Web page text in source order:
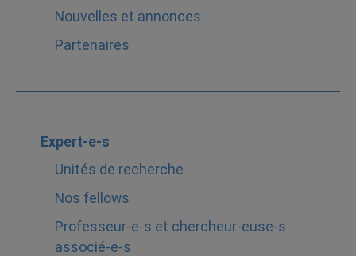
Nouvelles et annonces
Partenaires
Expert-e-s
Unités de recherche
Nos fellows
Professeur-e-s et chercheur-euse-s
associé-e-s